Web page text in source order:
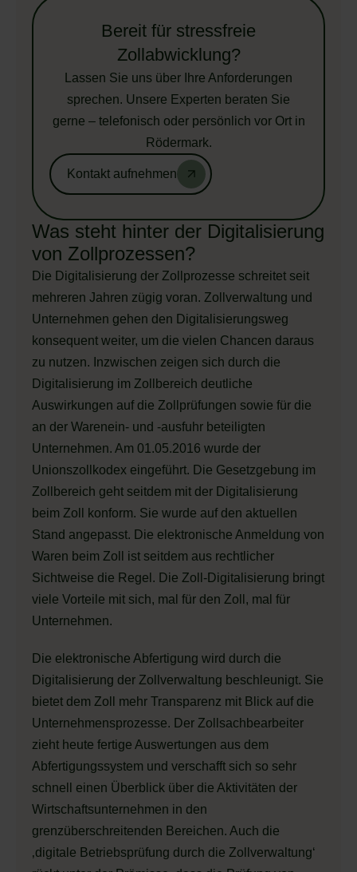
Bereit für stressfreie
Zollabwicklung?
Lassen Sie uns über Ihre Anforderungen
sprechen. Unsere Experten beraten Sie
gerne – telefonisch oder persönlich vor Ort in
Rödermark.
Kontakt aufnehmen
Was steht hinter der Digitalisierung
von Zollprozessen?
Die Digitalisierung der Zollprozesse schreitet seit
mehreren Jahren zügig voran. Zollverwaltung und
Unternehmen gehen den Digitalisierungsweg
konsequent weiter, um die vielen Chancen daraus
zu nutzen. Inzwischen zeigen sich durch die
Digitalisierung im Zollbereich deutliche
Auswirkungen auf die Zollprüfungen sowie für die
an der Warenein- und -ausfuhr beteiligten
Unternehmen. Am 01.05.2016 wurde der
Unionszollkodex eingeführt. Die Gesetzgebung im
Zollbereich geht seitdem mit der Digitalisierung
beim Zoll konform. Sie wurde auf den aktuellen
Stand angepasst. Die elektronische Anmeldung von
Waren beim Zoll ist seitdem aus rechtlicher
Sichtweise die Regel. Die Zoll-Digitalisierung bringt
viele Vorteile mit sich, mal für den Zoll, mal für
Unternehmen.
Die elektronische Abfertigung wird durch die
Digitalisierung der Zollverwaltung beschleunigt. Sie
bietet dem Zoll mehr Transparenz mit Blick auf die
Unternehmensprozesse. Der Zollsachbearbeiter
zieht heute fertige Auswertungen aus dem
Abfertigungssystem und verschafft sich so sehr
schnell einen Überblick über die Aktivitäten der
Wirtschaftsunternehmen in den
grenzüberschreitenden Bereichen. Auch die
‚digitale Betriebsprüfung durch die Zollverwaltung‘